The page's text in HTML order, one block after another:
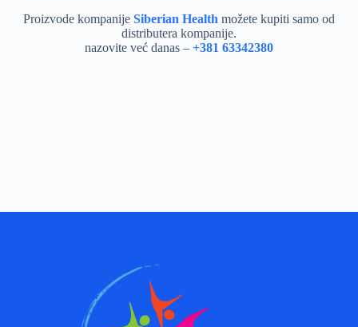
Proizvode kompanije Siberian Health možete kupiti samo od
distributera kompanije.
nazovite već danas – +381 63342380